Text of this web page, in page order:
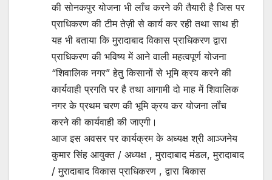
की सोनकपुर योजना भी लॉंच करने की तैयारी है जिस पर
प्राधिकरण की टीम तेज़ी से कार्य कर रही तथा साथ ही
यह भी बताया कि मुरादाबाद विकास प्राधिकरण द्वारा
प्राधिकरण की भविष्य में आने वाली महत्वपूर्ण योजना
“शिवालिक नगर” हेतु किसानों से भूमि क्रय करने की
कार्यवाही प्रगति पर है तथा आगामी दो माह में शिवालिक
नगर के प्रथम चरण की भूमि क्रय कर योजना लॉंच
करने की कार्यवाही की जाएगी।
आज इस अवसर पर कार्यक्रम के अध्यक्ष श्री आञ्जनेय
कुमार सिंह आयुक्त / अध्यक्ष , मुरादाबाद मंडल, मुरादाबाद
/ मुरादाबाद विकास प्राधिकरण , द्वारा बिकास